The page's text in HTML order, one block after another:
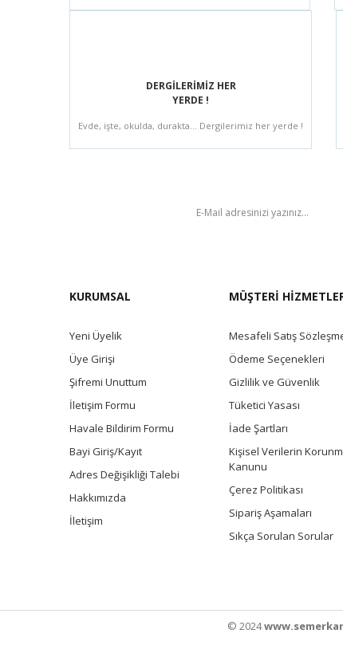
DERGİLERİMİZ HER
YERDE !
Evde, işte, okulda, durakta... Dergilerimiz her yerde !
KURUMSAL
Yeni Üyelik
Üye Girişi
Şifremi Unuttum
İletişim Formu
Havale Bildirim Formu
Bayi Giriş/Kayıt
Adres Değişikliği Talebi
Hakkımızda
İletişim
MÜŞTERİ
Mesafeli Satış
Ödeme Seçenekleri
Gizlilik ve Güvenlik
Tüketici Yasası
İade Şartları
Kişisel Verilerin
Kanunu
Çerez Politikası
Sipariş Aşamaları
Sıkça Sorulan Sorular
© 2024